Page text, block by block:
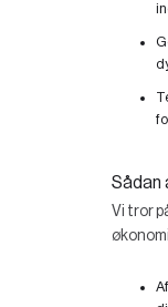
Sådan
Vi tror